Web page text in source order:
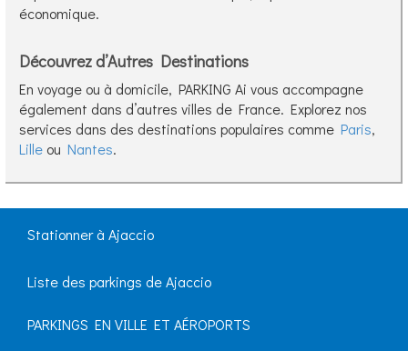
économique.
Découvrez d’Autres Destinations
En voyage ou à domicile, PARKING Ai vous accompagne
également dans d’autres villes de France. Explorez nos
services dans des destinations populaires comme Paris,
Lille ou Nantes.
Stationner à Ajaccio
Liste des parkings de Ajaccio
PARKINGS EN VILLE ET AÉROPORTS